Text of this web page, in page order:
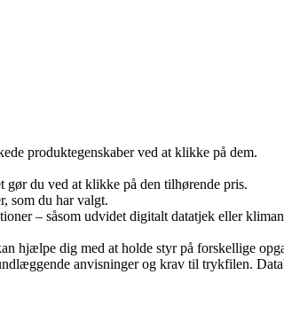
produktegenskaber ved at klikke på dem.
du ved at klikke på den tilhørende pris.
som du har valgt.
– såsom udvidet digitalt datatjek eller
hjælpe dig med at holde styr på forskellige
anvisninger og krav til trykfilen.